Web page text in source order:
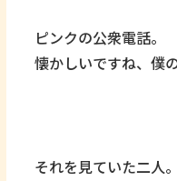
ピンクの公衆電話。
懐かしいですね、僕
それを見ていた二人。